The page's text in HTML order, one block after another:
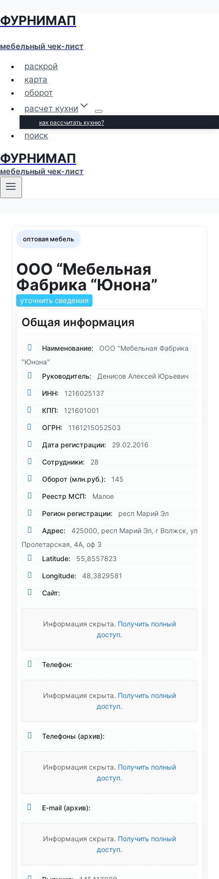
Перейти
содержимому
ФУРНИМАП
мебельный чек-лист
раскрой
карта
оборот
расчет кухни
как рассчитать кухню?
поиск
ФУРНИМАП
мебельный чек-лист
оптовая мебель
ООО “Мебельная
Фабрика “Юнона”
уточнить сведения
Общая информация
Наименование:
ООО "Мебельная Фабрика
"Юнона"
Руководитель:
Денисов Алексей Юрьевич
ИНН: 1216025137
КПП: 121601001
ОГРН: 1161215052503
Дата регистрации: 29.02.2016
Сотрудники: 28
Оборот (млн.руб.): 145
Реестр МСП: Малое
Регион регистрации: респ Марий Эл
Адрес:
425000, респ Марий Эл, г Волжск, ул
Пролетарская, 4А, оф 3
Latitude:
55,8557823
Longitude: 48,3829581
Сайт:
Информация скрыта. Получить полный
доступ.
Телефон:
Информация скрыта. Получить полный
доступ.
Телефоны (архив):
Информация скрыта. Получить полный
доступ.
E-mail (архив):
Информация скрыта. Получить полный
доступ.